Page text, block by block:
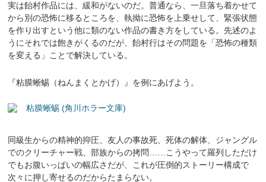
実は飴村作品には、緩和がないのだ。普通なら、一旦落ち着かせて
から別の恐怖に移るところを、執拗に恐怖を上乗せして、緊張状態
を作り出すという他に類のない作品の書き方をしている。先述のよ
うにそれでは飽きがくるのだが、飴村行はその問題を「恐怖の種類
を変える」ことで解決している。
『粘膜蜥蜴（ねんまくとかげ）』を例にあげよう。
粘膜蜥蜴 (角川ホラー文庫)
同級生からの精神的抑圧、友人の事故死、死体の解体、ジャングル
でのクリーチャー戦、部族からの拷問……こうやって羅列しただけ
でもお腹いっぱいの幅広さだが、これが圧倒的ストーリー構成で
次々に押し寄せるのだからたまらない。